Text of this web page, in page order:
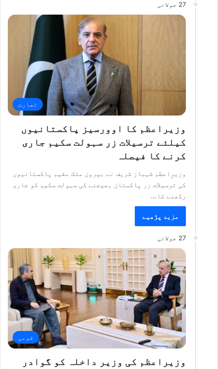
27 جولائی
تجارت
وزیراعظم کا اوورسیز پاکستانیوں
کیلئے ترسیلات زر سہولت سکیم جاری
کرنے کا فیصلہ
وزیرِاعظم شہباز شریف نے بیرون ملک مقیم پاکستانیوں
کی ترسیلات زر پاکستان بھیجنے کی سہولت سکیم کو جاری
رکھنے کا…
مزید پڑھیے
27 جولائی
قومی
وزیراعظم کی وزیر داخلہ کو گوادر